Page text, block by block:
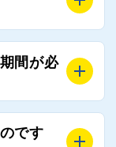
もお気軽にご相
調査後3日～1
ちに紹介の工事
するよう指示を
間が必
容、天候によ
しては、おおよ
です